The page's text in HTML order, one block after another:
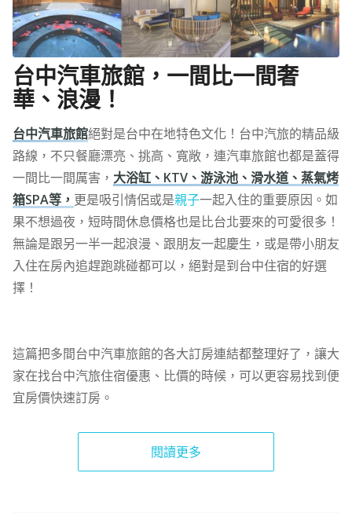
台中汽車旅館，一間比一間奢
華、浪漫！
台中汽車旅館絕對是台中在地特色文化！台中汽旅的精品級
路線，不只餐廳漂亮、挑高、寬敞，連汽車旅館也都是蓋得
一間比一間厲害， 大浴缸、KTV、游泳池、滑水道、蒸氣烤
箱SPA等， 更是吸引情侶或是親子一起入住的重要原因。如
果不想過夜，短時間休息價格也是比台北要來的可愛很多！
無論是跟另一半一起浪漫、跟朋友一起慶生，或是帶小朋友
入住在房內追趕跑跳碰都可以，絕對是到台中住宿的好選
擇！
這篇把多間台中汽車旅館的各大訂房連結都整理好了，讓大
家在找台中汽旅住宿優惠、比價的時候，可以更容易找到便
宜房價快速訂房。
閱讀更多